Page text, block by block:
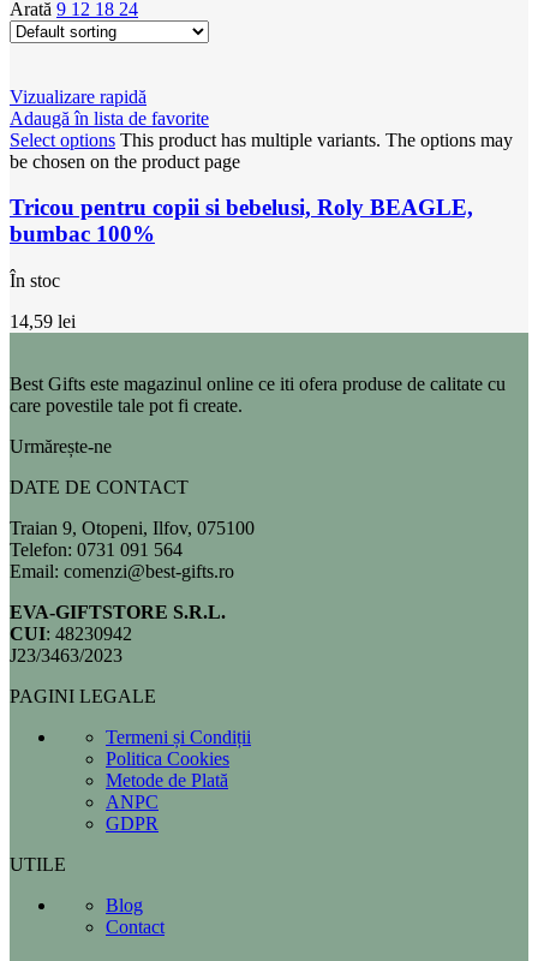
Arată 9 12 18 24
Vizualizare rapidă
Adaugă în lista de favorite
Select options This product has multiple variants. The options may
be chosen on the product page
Tricou pentru copii si bebelusi, Roly BEAGLE,
bumbac 100%
În stoc
14,59 lei
Best Gifts este magazinul online ce iti ofera produse de calitate cu
care povestile tale pot fi create.
Urmărește-ne
DATE DE CONTACT
Traian 9, Otopeni, Ilfov, 075100
Telefon: 0731 091 564
Email: comenzi@best-gifts.ro
EVA-GIFTSTORE S.R.L.
CUI: 48230942
J23/3463/2023
PAGINI LEGALE
Termeni și Condiții
Politica Cookies
Metode de Plată
ANPC
GDPR
UTILE
Blog
Contact